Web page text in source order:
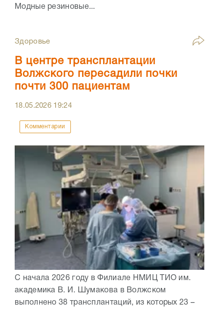
Модные резиновые...
Здоровье
В центре трансплантации
Волжского пересадили почки
почти 300 пациентам
18.05.2026 19:24
Комментарии
С начала 2026 году в Филиале НМИЦ ТИО им.
академика В. И. Шумакова в Волжском
выполнено 38 трансплантаций, из которых 23 –